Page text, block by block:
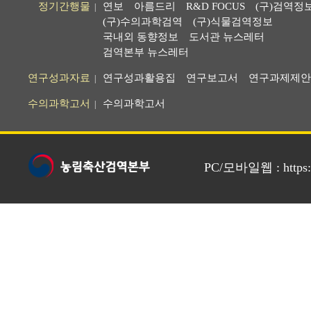
정기간행물 연보 아름드리 R&D FOCUS
(구)검역정
(구)수의과학검역
(구)식물검역정보
국내외 동향정보
도서관 뉴스레터
검역본부 뉴스레터
연구성과자료 연구성과활용집 연구보고서 연구과제제
수의과학고서 수의과학고서
PC/모바일웹 :